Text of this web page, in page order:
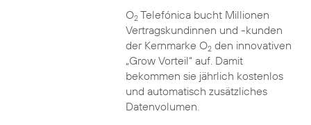
O2Telefónica bucht Millionen
Vertragskundinnen und -kunden
der Kernmarke O2den innovativen
„Grow Vorteil“ auf. Damit
bekommen sie jährlich kostenlos
und automatisch zusätzliches
Datenvolumen.